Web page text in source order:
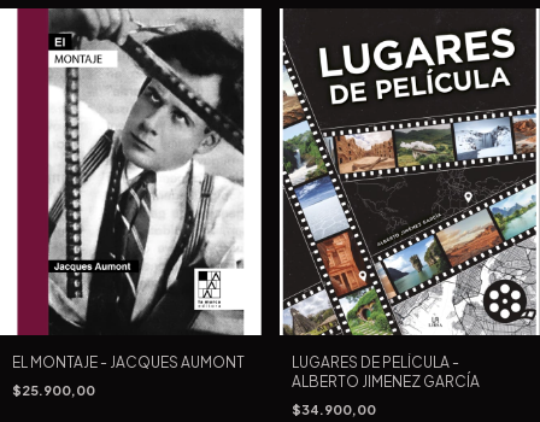
EL MONTAJE - JACQUES AUMONT
$25.900,00
LUGARES DE PELÍCULA -
ALBERTO JIMENEZ GARCÍA
$34.900,00